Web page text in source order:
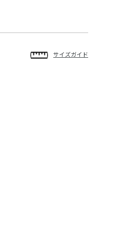
サイズガイド